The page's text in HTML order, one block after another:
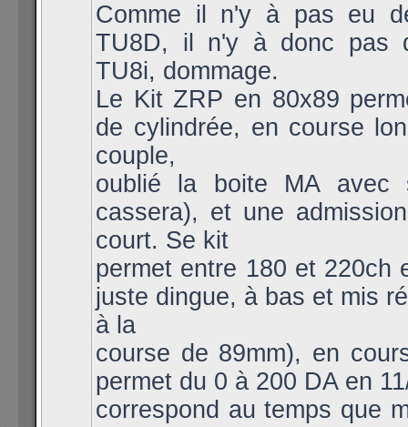
Comme il n'y à pas eu
TU8D, il n'y à donc pas
TU8i, dommage.
Le Kit ZRP en 80x89
de cylindrée, en course
couple,
oublié la boite MA avec
cassera), et une
court. Se kit
permet entre 180 et 220ch
juste dingue, à bas et mis
à la
course de 89mm), en
permet du 0 à 200 DA en
correspond au temps que